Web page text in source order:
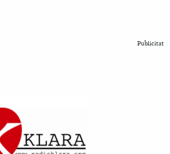
Publicitat